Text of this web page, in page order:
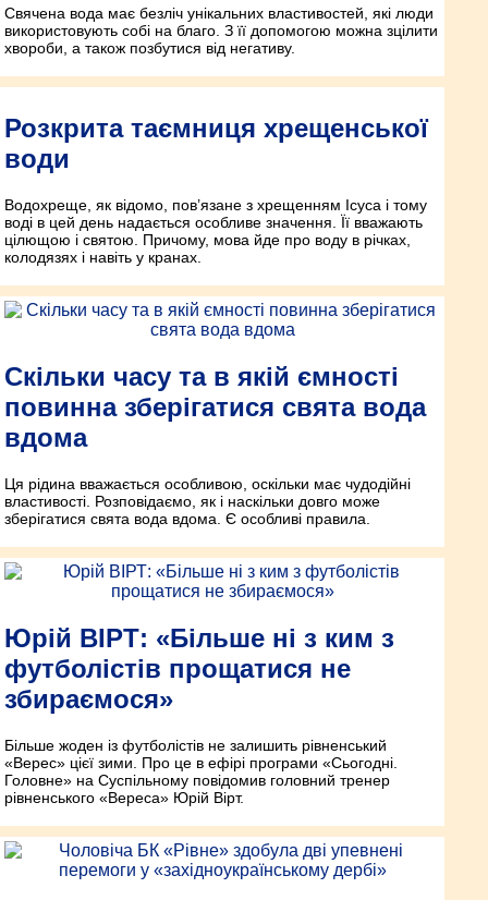
Свячена вода має безліч унікальних властивостей, які люди
використовують собі на благо. З її допомогою можна зцілити
хвороби, а також позбутися від негативу.
Розкрита таємниця хрещенської
води
Водохреще, як відомо, пов’язане з хрещенням Ісуса і тому
воді в цей день надається особливе значення. Її вважають
цілющою і святою. Причому, мова йде про воду в річках,
колодязях і навіть у кранах.
Скільки часу та в якій ємності
повинна зберігатися свята вода
вдома
Ця рідина вважається особливою, оскільки має чудодійні
властивості. Розповідаємо, як і наскільки довго може
зберігатися свята вода вдома. Є особливі правила.
Юрій ВІРТ: «Більше ні з ким з
футболістів прощатися не
збираємося»
Більше жоден із футболістів не залишить рівненський
«Верес» цієї зими. Про це в ефірі програми «Сьогодні.
Головне» на Суспільному повідомив головний тренер
рівненського «Вереса» Юрій Вірт.